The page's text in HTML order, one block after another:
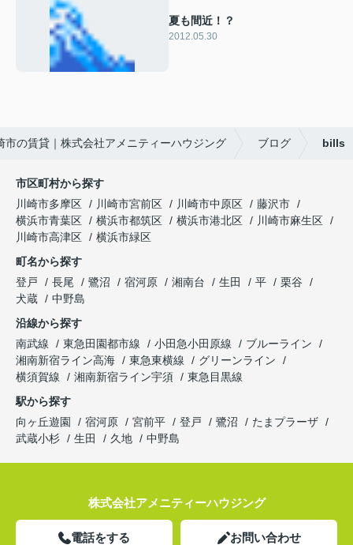
夏も間近！？
2012.05.30
市の賃貸｜株式会社アメニティーハウジング ブログ bills
市区町村から探す
川崎市多摩区
川崎市宮前区 川崎市中原区
藤沢市
横浜市青葉区
横浜市都筑区 横浜市港北区
川崎市麻生区
川崎市高津区
横浜市緑区
町名から探す
登戸
長尾 鷺沼 宿河原 湘南台 生田 平
栗谷
犬蔵
中野島
沿線から探す
南武線
東急田園都市線 小田急小田原線
ブルーライン
湘南新宿ライン高海
東急東横線
グリーンライン
横須賀線
湘南新宿ライン宇須
東急目黒線
駅から探す
向ヶ丘遊園
宿河原 宮前平 登戸 鷺沼
たまプラーザ
武蔵小杉
生田 久地 中野島
株式会社アメニティーハウジング
電話をする お問い合わせ